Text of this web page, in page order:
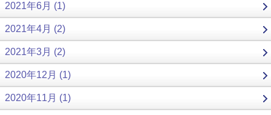
2021年6月 (1)
2021年4月 (2)
2021年3月 (2)
2020年12月 (1)
2020年11月 (1)